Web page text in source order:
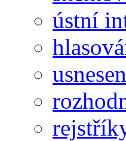
ústní